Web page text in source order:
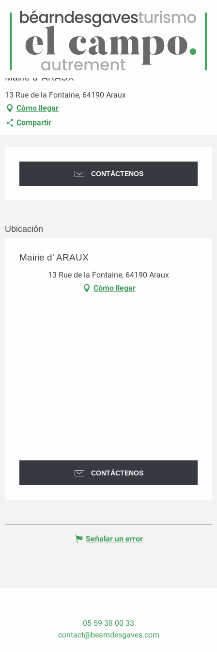
Menú
Página principal Mairie d' ARAUX
Mairie d' ARAUX
13 Rue de la Fontaine, 64190 Araux
Cómo llegar
Compartir
CONTÁCTENOS
Ubicación
Mairie d' ARAUX
13 Rue de la Fontaine, 64190 Araux
Cómo llegar
CONTÁCTENOS
Señalar un error
05 59 38 00 33
contact@bearndesgaves.com